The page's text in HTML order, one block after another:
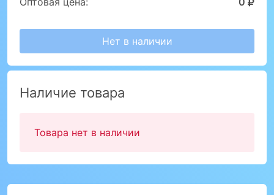
Нет в наличии
Наличие товара
Товара нет в наличии